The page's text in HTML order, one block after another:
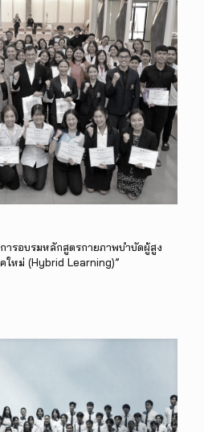
การอบรมหลักสูตรกายภาพบำบัดผู้สูง
ใหม่ (Hybrid Learning)”